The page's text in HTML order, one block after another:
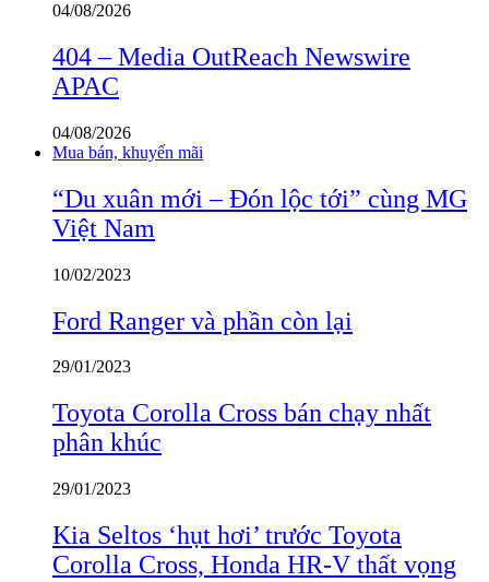
04/08/2026
404 – Media OutReach Newswire
APAC
04/08/2026
Mua bán, khuyến mãi
“Du xuân mới – Đón lộc tới” cùng MG
Việt Nam
10/02/2023
Ford Ranger và phần còn lại
29/01/2023
Toyota Corolla Cross bán chạy nhất
phân khúc
29/01/2023
Kia Seltos ‘hụt hơi’ trước Toyota
Corolla Cross, Honda HR-V thất vọng